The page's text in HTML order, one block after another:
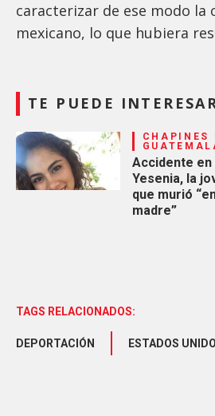
caracterizar de ese modo la
mexicano, lo que hubiera
TE PUEDE
CHAPINES
Accidente en
Yesenia, la
que murió
madre”
TAGS RELACIONADOS:
DEPORTACIÓN ESTADOS